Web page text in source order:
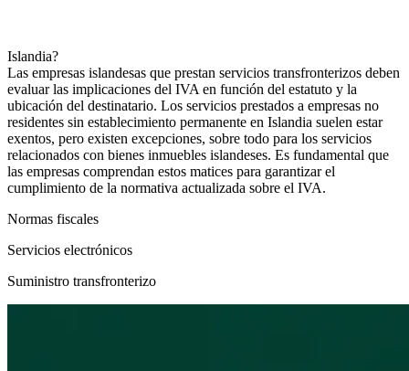
Islandia?
Las empresas islandesas que prestan servicios transfronterizos deben
evaluar las implicaciones del IVA en función del estatuto y la
ubicación del destinatario. Los servicios prestados a empresas no
residentes sin establecimiento permanente en Islandia suelen estar
exentos, pero existen excepciones, sobre todo para los servicios
relacionados con bienes inmuebles islandeses. Es fundamental que
las empresas comprendan estos matices para garantizar el
cumplimiento de la normativa actualizada sobre el IVA.
Normas fiscales
Servicios electrónicos
Suministro transfronterizo